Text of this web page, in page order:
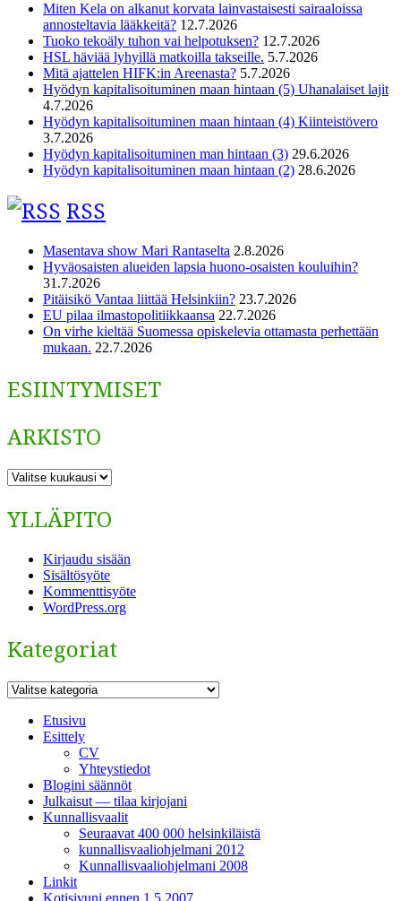
Miten Kela on alkanut korvata lainvastaisesti sairaaloissa
annosteltavia lääkkeitä? 12.7.2026
Tuoko tekoäly tuhon vai helpotuksen? 12.7.2026
HSL häviää lyhyillä matkoilla takseille. 5.7.2026
Mitä ajattelen HIFK:in Areenasta? 5.7.2026
Hyödyn kapitalisoituminen maan hintaan (5) Uhanalaiset lajit
4.7.2026
Hyödyn kapitalisoituminen maan hintaan (4) Kiinteistövero
3.7.2026
Hyödyn kapitalisoituminen man hintaan (3) 29.6.2026
Hyödyn kapitalisoituminen maan hintaan (2) 28.6.2026
RSS
Masentava show Mari Rantaselta 2.8.2026
Hyväosaisten alueiden lapsia huono-osaisten kouluihin?
31.7.2026
Pitäisikö Vantaa liittää Helsinkiin? 23.7.2026
EU pilaa ilmastopolitiikkaansa 22.7.2026
On virhe kieltää Suomessa opiskelevia ottamasta perhettään
mukaan. 22.7.2026
ESIINTYMISET
ARKISTO
ARKISTO
YLLÄPITO
Kirjaudu sisään
Sisältösyöte
Kommenttisyöte
WordPress.org
Kategoriat
Kategoriat
Etusivu
Esittely
CV
Yhteystiedot
Blogini säännöt
Julkaisut — tilaa kirjojani
Kunnallisvaalit
Seuraavat 400 000 helsinkiläistä
kunnallisvaaliohjelmani 2012
Kunnallisvaaliohjelmani 2008
Linkit
Kotisivuni ennen 1.5.2007